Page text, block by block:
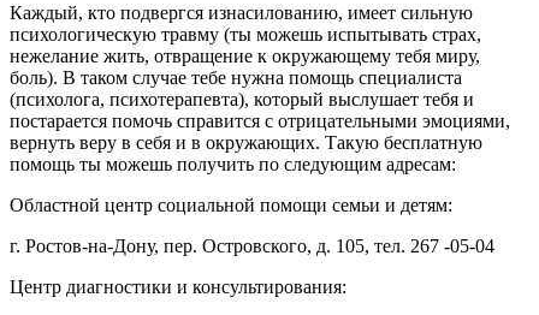
Каждый, кто подвергся изнасилованию, имеет сильную
психологическую травму (ты можешь испытывать страх,
нежелание жить, отвращение к окружающему тебя миру,
боль). В таком случае тебе нужна помощь специалиста
(психолога, психотерапевта), который выслушает тебя и
постарается помочь справится с отрицательными эмоциями,
вернуть веру в себя и в окружающих. Такую бесплатную
помощь ты можешь получить по следующим адресам:
Областной центр социальной помощи семьи и детям:
г. Ростов-на-Дону, пер. Островского, д. 105, тел. 267 -05-04
Центр диагностики и консультирования: